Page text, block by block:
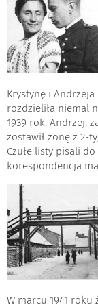
Krystynę i
rozdzieliła niemal
1939 rok. Andrzej,
zostawił żonę z 2-
Czułe listy pisali
korespondencja
W marcu 1941